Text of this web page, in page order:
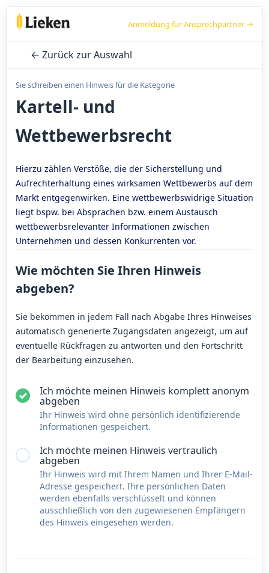
Anmeldung für Ansprechpartner →
← Zurück zur Auswahl
Sie schreiben einen Hinweis für die Kategorie
Kartell- und
Wettbewerbsrecht
Hierzu zählen Verstöße, die der Sicherstellung und
Aufrechterhaltung eines wirksamen Wettbewerbs auf dem
Markt entgegenwirken. Eine wettbewerbswidrige Situation
liegt bspw. bei Absprachen bzw. einem Austausch
wettbewerbsrelevanter Informationen zwischen
Unternehmen und dessen Konkurrenten vor.
Wie möchten Sie Ihren Hinweis
abgeben?
Sie bekommen in jedem Fall nach Abgabe Ihres Hinweises
automatisch generierte Zugangsdaten angezeigt, um auf
eventuelle Rückfragen zu antworten und den Fortschritt
der Bearbeitung einzusehen.
Ich möchte meinen Hinweis komplett anonym
abgeben
Ihr Hinweis wird ohne persönlich identifizierende
Informationen gespeichert.
Ich möchte meinen Hinweis vertraulich
abgeben
Ihr Hinweis wird mit Ihrem Namen und Ihrer E-Mail-
Adresse gespeichert. Ihre persönlichen Daten
werden ebenfalls verschlüsselt und können
ausschließlich von den zugewiesenen Empfängern
des Hinweis eingesehen werden.